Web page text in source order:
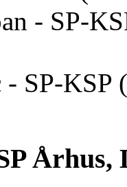
- SP-
SP-KSP
Århus,